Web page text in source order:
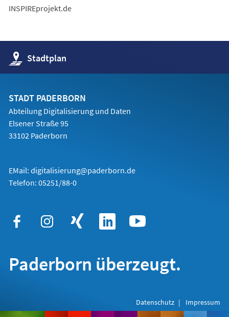
INSPIREprojekt.de
Stadtplan
(Öffnet
in
einem
Tab)
STADT PADERBORN
Abteilung Digitalisierung und Daten
Elsener Straße 95
33102 Paderborn
EMail: digitalisierung@paderborn.de
Telefon: 05251/88-0
Paderborn überzeugt.
Datenschutz Impressum